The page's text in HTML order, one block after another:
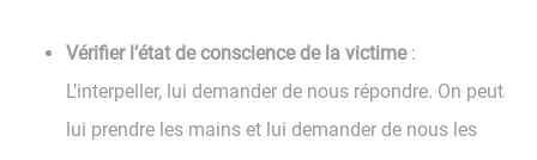
Vérifier l’état de conscience de la victime :
L’interpeller, lui demander de nous répondre. On peut
lui prendre les mains et lui demander de nous les